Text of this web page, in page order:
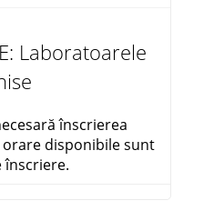
Laboratoarele
înscrierea
disponibile sunt
înscriere.